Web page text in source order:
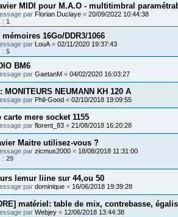
MIDI pour M.A.O - multitimbral
par Florian Duclaye « 20/09/2022 10:44:38
: 1
16Go/DDR3/1066
par LouA « 02/11/2020 19:37:43
: 5
BM6
par GaetanM « 04/02/2020 16:03:27
MONITEURS NEUMANN KH 120 A
par Phil-Good « 02/10/2018 19:09:55
carte mere socket 1155
par florent_83 « 21/08/2018 16:20:28
Maitre utilisez-vous ?
par zicmus2000 « 18/08/2018 11:31:00
: 29
lemur liine sur 44,ou 50
par dominique « 16/06/2018 19:39:28
matériel: table de mix, contrebasse,
par Webjey « 12/06/2018 13:44:38